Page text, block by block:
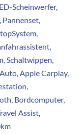
Scheinwerfer,
Schaltwippen,
Apple Carplay,
Bordcomputer,
Assist,